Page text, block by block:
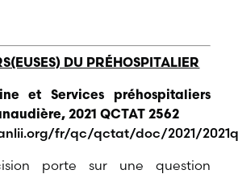
DU PRÉHOSPITALIER
et Services préhospitaliers
2021 QCTAT 2562
fr/qc/qctat/doc/2021/
porte sur une question